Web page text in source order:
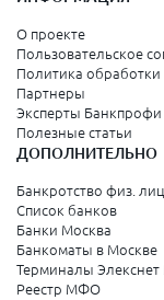
О проекте
Пользовательское
Политика
Партнеры
Эксперты Банкпрофи
Полезные статьи
ДОПОЛНИТЕЛЬНО
Банкротство физ. лиц
Список банков
Банки Москва
Банкоматы в Москве
Терминалы Элекснет
Реестр МФО